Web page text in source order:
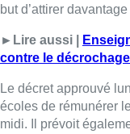
but d’attirer
►Lire aussi |
contre le
Le décret approuvé
écoles de rémunérer
midi. Il prévoit